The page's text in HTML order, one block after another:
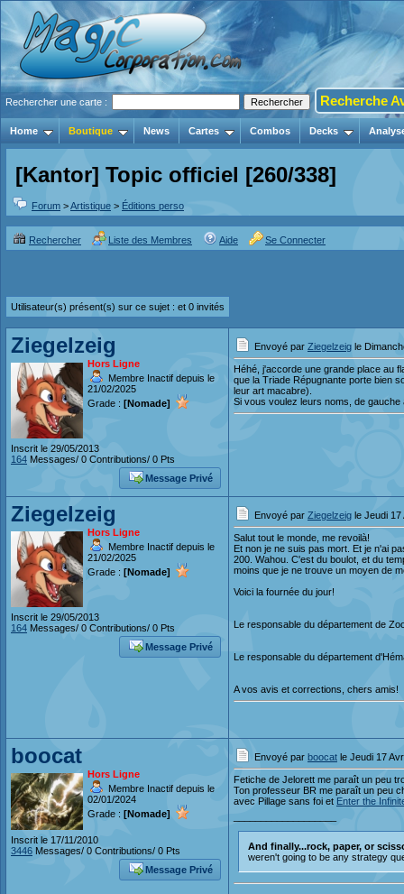
Rechercher une carte : Recherche
Home Boutique News Cartes Combos Decks
[Kantor] Topic officiel [260/338]
Forum >Artistique > Éditions perso
Rechercher Liste des Membres Aide Se Connecter
Utilisateur(s) présent(s) sur ce sujet : et 0 invités
Ziegelzeig
Hors Ligne
Membre Inactif depuis le
21/02/2025
Grade : [Nomade]
Inscrit le 29/05/2013
164 Messages/ 0 Contributions/ 0 Pts
Message Privé
Envoyé par Ziegelzeig le
Héhé, j'accorde une grande place au
que la Triade Répugnante porte bien
leur art macabre).
Si vous voulez leurs noms, de
Ziegelzeig
Hors Ligne
Membre Inactif depuis le
21/02/2025
Grade : [Nomade]
Inscrit le 29/05/2013
164 Messages/ 0 Contributions/ 0 Pts
Message Privé
Envoyé par Ziegelzeig le Jeudi 17
Salut tout le monde, me revoilà!
Et non je ne suis pas mort. Et je n'ai
200. Wahou. C'est du boulot, et du
moins que je ne trouve un moyen de
Voici la fournée du jour!
Le responsable du département de
Le responsable du département
A vos avis et corrections, chers amis!
boocat
Hors Ligne
Membre Inactif depuis le
02/01/2024
Grade : [Nomade]
Inscrit le 17/11/2010
3446 Messages/ 0 Contributions/ 0 Pts
Message Privé
Envoyé par boocat le Jeudi 17
Fetiche de Jelorett me paraît un peu
Ton professeur BR me paraît un peu
avec Pillage sans foi et Enter the
And finally...rock, paper, or
weren't going to be any strategy